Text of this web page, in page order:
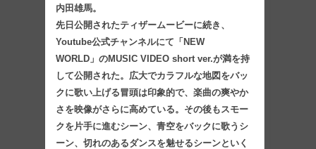
内田雄馬。
先日公開されたティザームービーに続き、
Youtube公式チャンネルにて「NEW
WORLD」のMUSIC VIDEO short ver.が満を持
して公開された。広大でカラフルな地図をバッ
クに歌い上げる冒頭は印象的で、楽曲の爽やか
さを映像がさらに高めている。その後もスモー
クを片手に進むシーン、青空をバックに歌うシ
ーン、切れのあるダンスを魅せるシーンといく